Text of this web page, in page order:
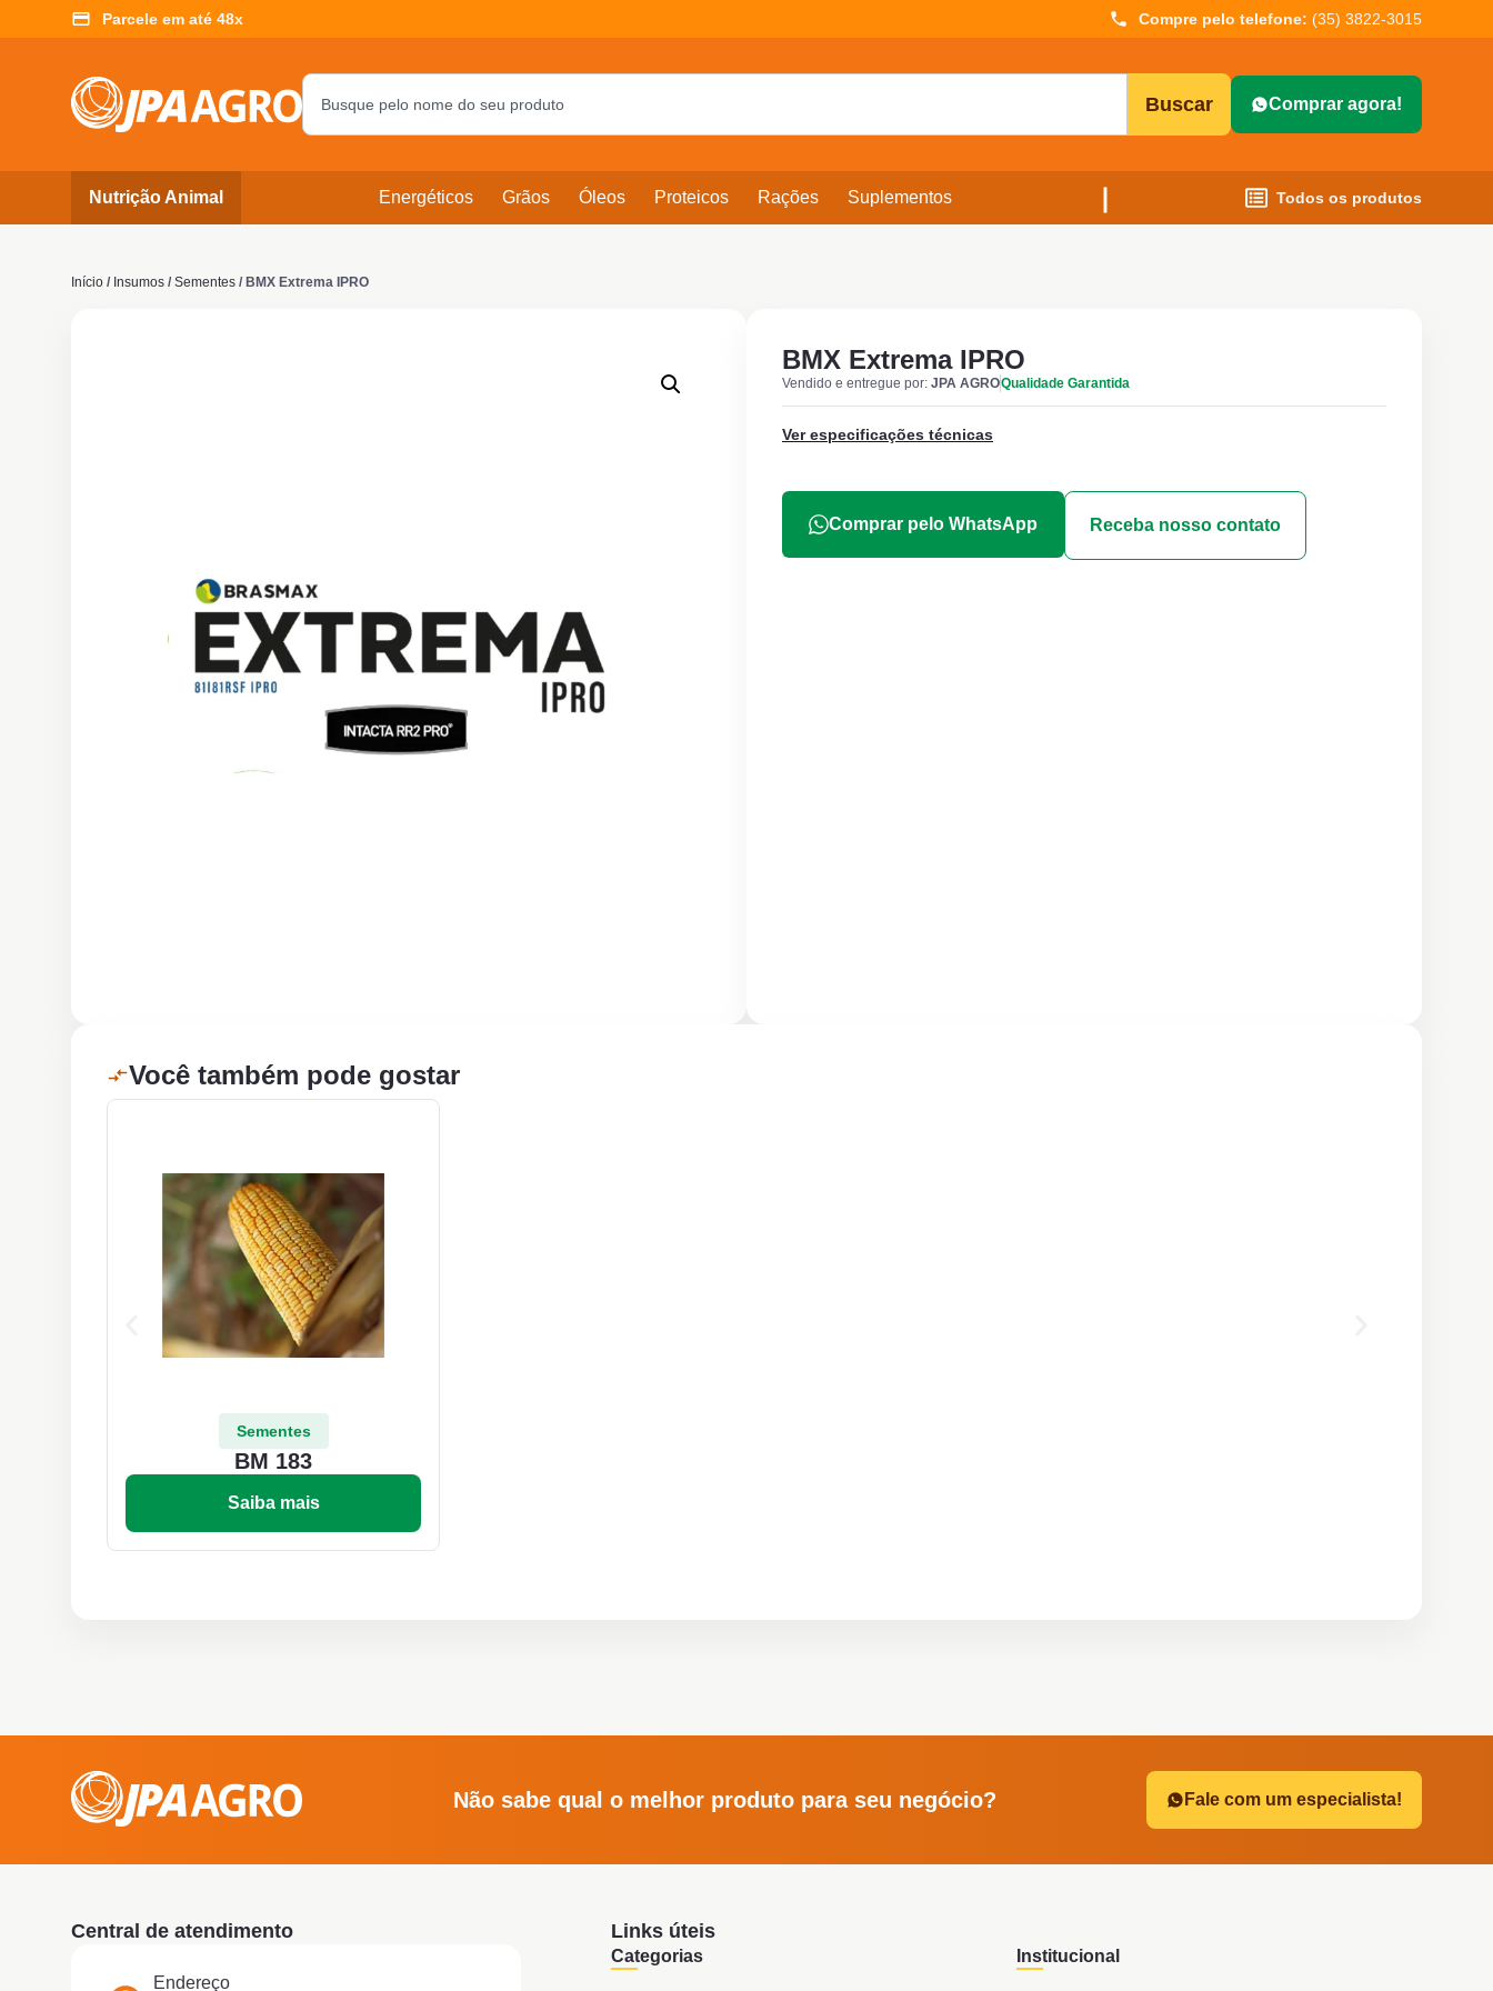
Parcele em até 48x Compre pelo telefone: (35) 3822-3015
Buscar Comprar agora!
Nutrição Animal Energéticos Grãos Óleos Proteicos Rações Suplementos Todos os produtos
Início / Insumos / Sementes / BMX Extrema IPRO
BMX Extrema IPRO
Vendido e entregue por: JPA AGROQualidade Garantida
Ver especificações técnicas
Comprar pelo WhatsApp Receba nosso contato
Você também pode gostar
Sementes
BM 183
Saiba mais
Não sabe qual o melhor produto para seu negócio? Fale com um especialista!
Central de atendimento
Endereço
Links úteis
Categorias Institucional